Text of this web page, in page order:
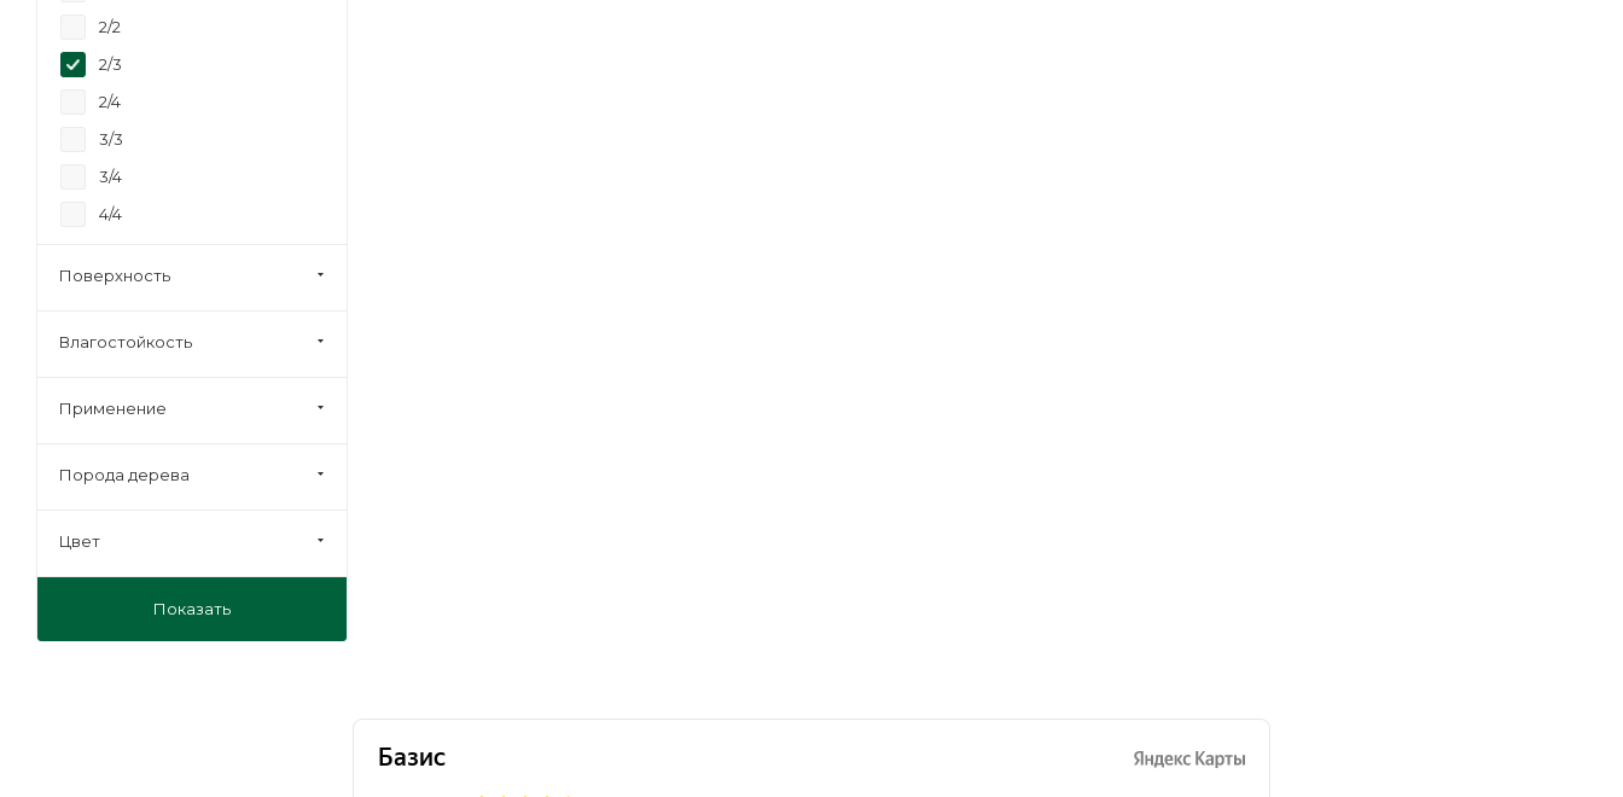
2/2
2/3
2/4
3/3
3/4
4/4
Поверхность
Влагостойкость
Применение
Порода дерева
Цвет
Показать